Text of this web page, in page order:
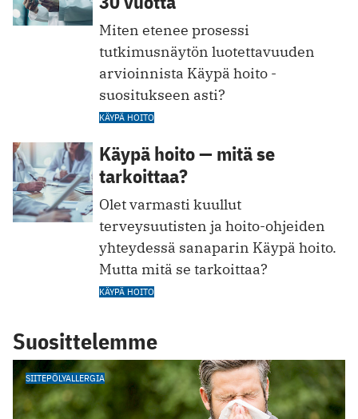
Miten etenee prosessi
tutkimusnäytön luotettavuuden
arvioinnista Käypä hoito -
suositukseen asti?
KÄYPÄ HOITO
Käypä hoito — mitä se
tarkoittaa?
Olet varmasti kuullut
terveysuutisten ja hoito-ohjeiden
yhteydessä sanaparin Käypä hoito.
Mutta mitä se tarkoittaa?
KÄYPÄ HOITO
Suosittelemme
SIITEPÖLYALLERGIA